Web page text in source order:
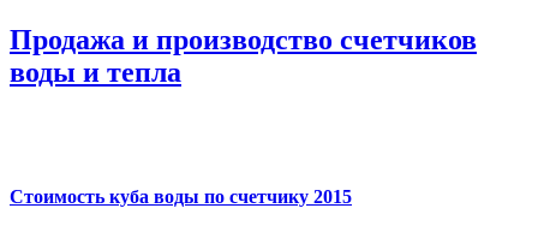
Продажа и производство счетчиков
воды и тепла
Стоимость куба воды по счетчику 2015